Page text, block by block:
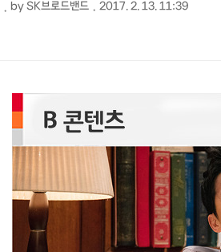
by SK브로드밴드 2017. 2. 13. 11:39